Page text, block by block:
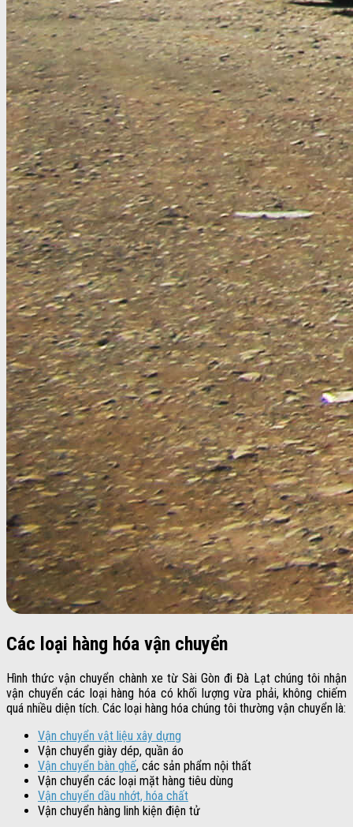
Các loại hàng hóa vận chuyển
Hình thức vận chuyển chành xe từ Sài Gòn đi Đà Lạt chúng tôi nhận
vận chuyển các loại hàng hóa có khối lượng vừa phải, không chiếm
quá nhiều diện tích. Các loại hàng hóa chúng tôi thường vận chuyển là:
Vận chuyển vật liệu xây dựng
Vận chuyển giày dép, quần áo
Vận chuyển bàn ghế, các sản phẩm nội thất
Vận chuyển các loại mặt hàng tiêu dùng
Vận chuyển dầu nhớt, hóa chất
Vận chuyển hàng linh kiện điện tử